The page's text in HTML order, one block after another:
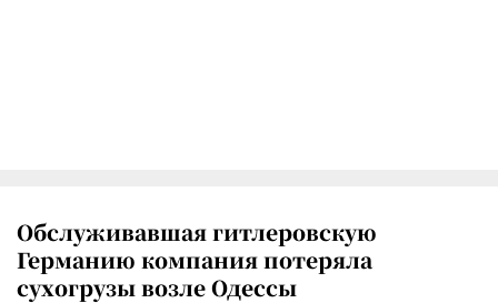
Обслуживавшая гитлеровскую
Германию компания потеряла
сухогрузы возле Одессы